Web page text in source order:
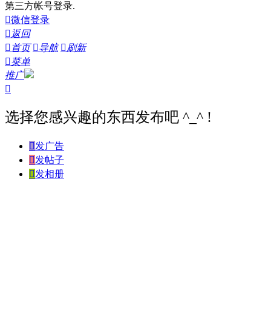
第三方帐号登录.
微信登录
 返回
 首页 导航 刷新
菜单
推广

选择您感兴趣的东西发布吧 ^_^ !
发广告
发帖子
发相册